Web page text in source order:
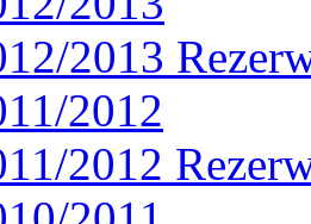
2013
2012
2012